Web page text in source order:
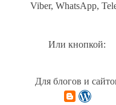
Viber, WhatsApp,
Или кнопкой:
Для блогов и